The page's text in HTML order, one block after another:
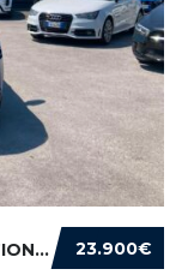
23.900€
RENAULT CAPTUR 1.2 ECO-G EVOLUTION 120CV